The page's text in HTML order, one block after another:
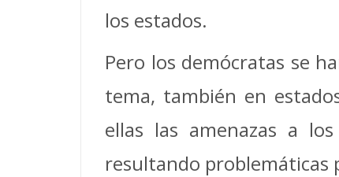
los estados.
Pero los demócratas se
tema, también en
ellas las amenazas a
resultando problemáticas